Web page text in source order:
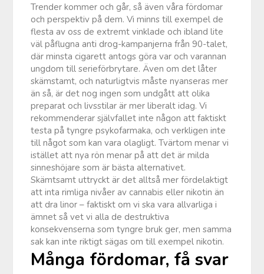
Trender kommer och går, så även våra fördomar
och perspektiv på dem. Vi minns till exempel de
flesta av oss de extremt vinklade och ibland lite
väl påflugna anti drog-kampanjerna från 90-talet,
där minsta cigarett antogs göra var och varannan
ungdom till serieförbrytare. Även om det låter
skämstamt, och naturligtvis måste nyanseras mer
än så, är det nog ingen som undgått att olika
preparat och livsstilar är mer liberalt idag. Vi
rekommenderar självfallet inte någon att faktiskt
testa på tyngre psykofarmaka, och verkligen inte
till något som kan vara olagligt. Tvärtom menar vi
istället att nya rön menar på att det är milda
sinneshöjare som är bästa alternativet.
Skämtsamt uttryckt är det alltså mer fördelaktigt
att inta rimliga nivåer av cannabis eller nikotin än
att dra linor – faktiskt om vi ska vara allvarliga i
ämnet så vet vi alla de destruktiva
konsekvenserna som tyngre bruk ger, men samma
sak kan inte riktigt sägas om till exempel nikotin.
Många fördomar, få svar